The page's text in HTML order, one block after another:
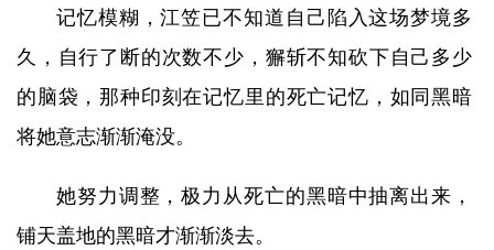
记忆模糊，江笠已不知道自己陷入这场梦境多
久，自行了断的次数不少，獬斩不知砍下自己多少
的脑袋，那种印刻在记忆里的死亡记忆，如同黑暗
将她意志渐渐淹没。
她努力调整，极力从死亡的黑暗中抽离出来，
铺天盖地的黑暗才渐渐淡去。